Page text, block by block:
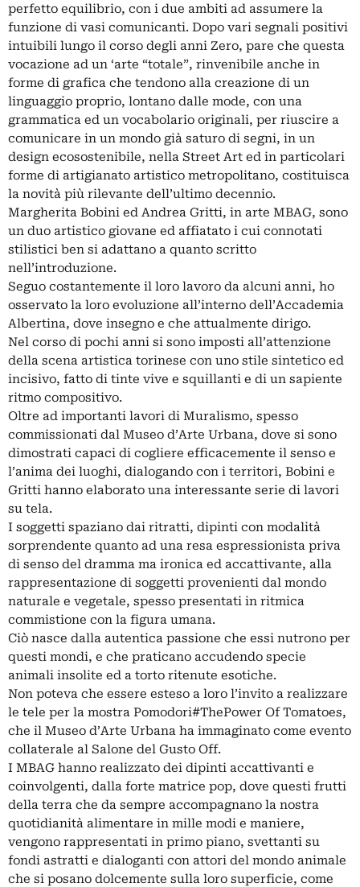
perfetto equilibrio, con i due ambiti ad assumere la
funzione di vasi comunicanti. Dopo vari segnali positivi
intuibili lungo il corso degli anni Zero, pare che questa
vocazione ad un ‘arte “totale”, rinvenibile anche in
forme di grafica che tendono alla creazione di un
linguaggio proprio, lontano dalle mode, con una
grammatica ed un vocabolario originali, per riuscire a
comunicare in un mondo già saturo di segni, in un
design ecosostenibile, nella Street Art ed in particolari
forme di artigianato artistico metropolitano, costituisca
la novità più rilevante dell’ultimo decennio.
Margherita Bobini ed Andrea Gritti, in arte MBAG, sono
un duo artistico giovane ed affiatato i cui connotati
stilistici ben si adattano a quanto scritto
nell’introduzione.
Seguo costantemente il loro lavoro da alcuni anni, ho
osservato la loro evoluzione all’interno dell’Accademia
Albertina, dove insegno e che attualmente dirigo.
Nel corso di pochi anni si sono imposti all’attenzione
della scena artistica torinese con uno stile sintetico ed
incisivo, fatto di tinte vive e squillanti e di un sapiente
ritmo compositivo.
Oltre ad importanti lavori di Muralismo, spesso
commissionati dal Museo d’Arte Urbana, dove si sono
dimostrati capaci di cogliere efficacemente il senso e
l’anima dei luoghi, dialogando con i territori, Bobini e
Gritti hanno elaborato una interessante serie di lavori
su tela.
I soggetti spaziano dai ritratti, dipinti con modalità
sorprendente quanto ad una resa espressionista priva
di senso del dramma ma ironica ed accattivante, alla
rappresentazione di soggetti provenienti dal mondo
naturale e vegetale, spesso presentati in ritmica
commistione con la figura umana.
Ciò nasce dalla autentica passione che essi nutrono per
questi mondi, e che praticano accudendo specie
animali insolite ed a torto ritenute esotiche.
Non poteva che essere esteso a loro l’invito a realizzare
le tele per la mostra Pomodori#ThePower Of Tomatoes,
che il Museo d’Arte Urbana ha immaginato come evento
collaterale al Salone del Gusto Off.
I MBAG hanno realizzato dei dipinti accattivanti e
coinvolgenti, dalla forte matrice pop, dove questi frutti
della terra che da sempre accompagnano la nostra
quotidianità alimentare in mille modi e maniere,
vengono rappresentati in primo piano, svettanti su
fondi astratti e dialoganti con attori del mondo animale
che si posano dolcemente sulla loro superficie, come